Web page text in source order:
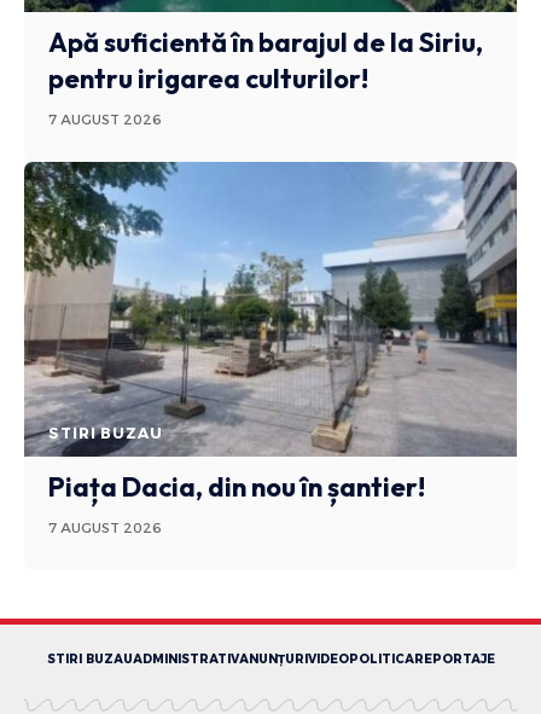
Apă suficientă în barajul de la Siriu,
pentru irigarea culturilor!
7 AUGUST 2026
STIRI BUZAU
Piața Dacia, din nou în șantier!
7 AUGUST 2026
STIRI BUZAUADMINISTRATIVANUNȚURIVIDEOPOLITICAREPORTAJE